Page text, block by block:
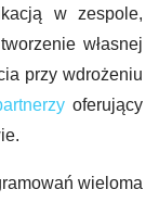
w zespole,
własnej
przy wdrożeniu
oferujący
wieloma